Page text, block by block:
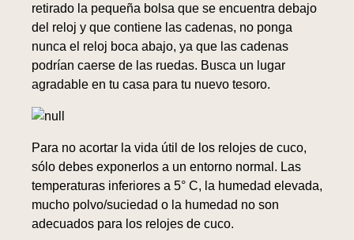
retirado la pequeña bolsa que se encuentra debajo
del reloj y que contiene las cadenas, no ponga
nunca el reloj boca abajo, ya que las cadenas
podrían caerse de las ruedas. Busca un lugar
agradable en tu casa para tu nuevo tesoro.
Para no acortar la vida útil de los relojes de cuco,
sólo debes exponerlos a un entorno normal. Las
temperaturas inferiores a 5° C, la humedad elevada,
mucho polvo/suciedad o la humedad no son
adecuados para los relojes de cuco.